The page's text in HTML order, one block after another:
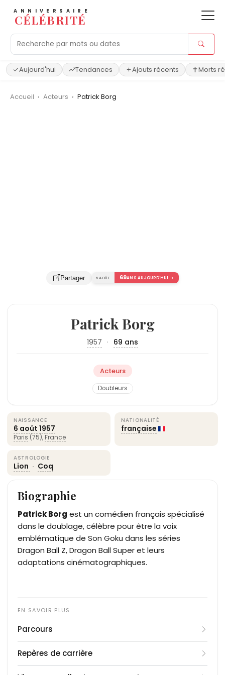
ANNIVERSAIRE
CÉLÉBRITÉ
Aujourd'hui Tendances Ajouts récents Morts
Accueil › Acteurs › Patrick Borg
Partager 6 AOÛT 69ANS AUJOURD'HUI →
Patrick Borg
1957 · 69 ans
Acteurs
Doubleurs
NAISSANCE
6 août 1957
Paris (75), France
NATIONALITÉ
française
ASTROLOGIE
Lion · Coq
Biographie
Patrick Borg est un comédien français spécialisé
dans le doublage, célèbre pour être la voix
emblématique de Son Goku dans les séries
Dragon Ball Z, Dragon Ball Super et leurs
adaptations cinématographiques.
Parcours
l’enfance, en jouant au Théâtre de la Ville à Paris
Repères de carrière